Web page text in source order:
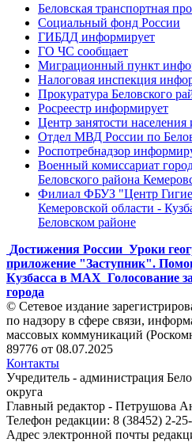
Беловская транспортная
Социальный фонд России
ГИБДД информирует
ГО ЧС сообщает
Миграционный пункт
Налоговая инспекция
Прокуратура Беловского
Росреестр информирует
Центр занятости
Отдел МВД России по
Роспотребнадзор
Военный комиссариат
Беловского района
Филиал ФБУЗ "Центр
Кемеровской области -
Беловском районе
Достижения России Уроки
приложение "Заступник".
Кузбасса в MAX Голосование
города
© Сетевое издание
по надзору в сфере связи,
массовых коммуникаций
89776 от 08.07.2025
Контакты
Учредитель - администрация
округа
Главный редактор - Петрушова
Телефон редакции: 8 (38452) 2-
Адрес электронной почты